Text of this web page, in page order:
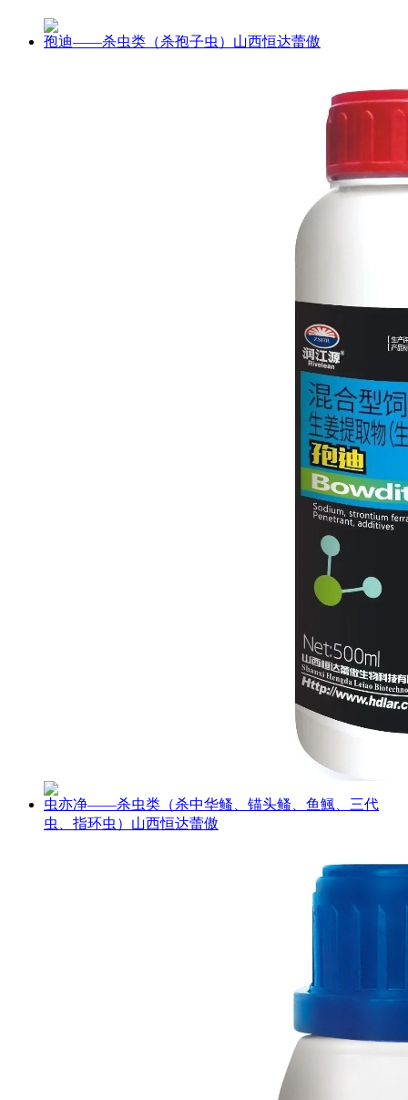
孢迪——杀虫类（杀孢子虫）山西恒达蕾傲
虫亦净——杀虫类（杀中华鳋、锚头鳋、鱼鯴、三代
虫、指环虫）山西恒达蕾傲